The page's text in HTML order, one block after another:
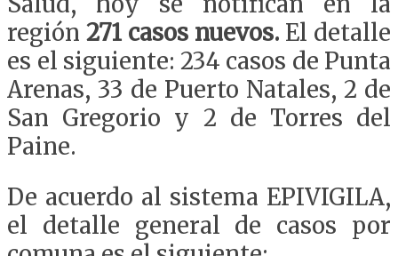
región 271 casos nuevos. El detalle
es el siguiente: 234 casos de Punta
Arenas, 33 de Puerto Natales, 2 de
San Gregorio y 2 de Torres del
Paine.
De acuerdo al sistema EPIVIGILA,
el detalle general de casos por